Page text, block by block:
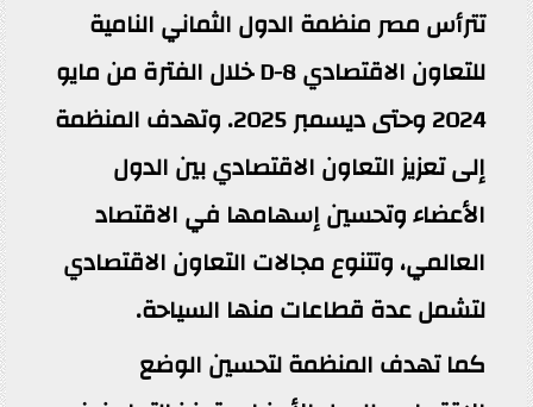
تترأس مصر منظمة الدول الثماني النامية
للتعاون الاقتصادي D-8 خلال الفترة من مايو
2024 وحتى ديسمبر 2025. وتهدف المنظمة
إلى تعزيز التعاون الاقتصادي بين الدول
الأعضاء وتحسين إسهامها في الاقتصاد
العالمي، وتتنوع مجالات التعاون الاقتصادي
لتشمل عدة قطاعات منها السياحة.
كما تهدف المنظمة لتحسين الوضع